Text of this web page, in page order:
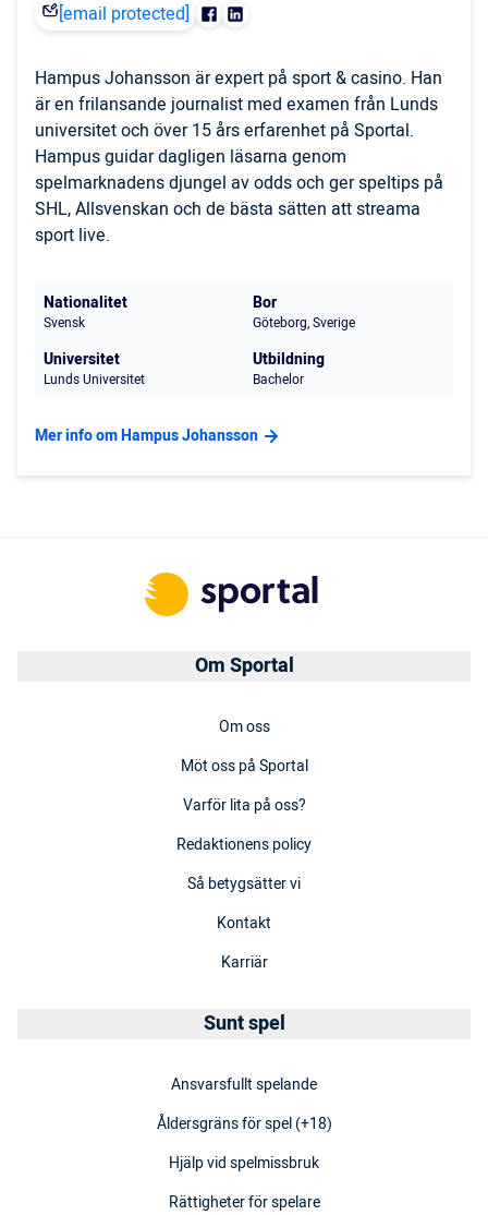
[email protected]
Hampus Johansson är expert på sport & casino. Han
är en frilansande journalist med examen från Lunds
universitet och över 15 års erfarenhet på Sportal.
Hampus guidar dagligen läsarna genom
spelmarknadens djungel av odds och ger speltips på
SHL, Allsvenskan och de bästa sätten att streama
sport live.
Nationalitet
Svensk
Bor
Göteborg, Sverige
Universitet
Lunds Universitet
Utbildning
Bachelor
Mer info om Hampus Johansson
Om Sportal
Om oss
Möt oss på Sportal
Varför lita på oss?
Redaktionens policy
Så betygsätter vi
Kontakt
Karriär
Sunt spel
Ansvarsfullt spelande
Åldersgräns för spel (+18)
Hjälp vid spelmissbruk
Rättigheter för spelare